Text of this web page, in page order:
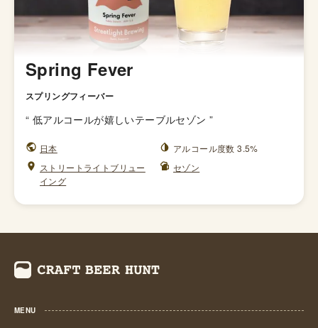
Spring Fever
スプリングフィーバー
“ 低アルコールが嬉しいテーブルセゾン ”
日本
アルコール度数 3.5%
ストリートライトブリュー
イング
セゾン
MENU